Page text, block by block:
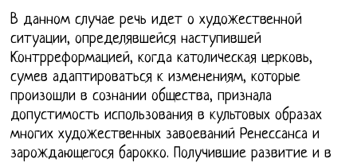
В данном случае речь идет о художественной
ситуации, определявшейся наступившей
Контрреформацией, когда католическая церковь,
сумев адаптироваться к изменениям, которые
произошли в сознании общества, признала
допустимость использования в культовых образах
многих художественных завоеваний Ренессанса и
зарождающегося барокко. Получившие развитие и в